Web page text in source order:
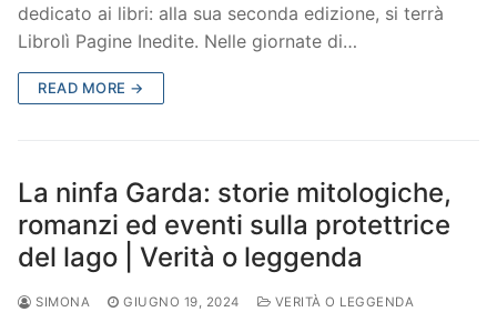
dedicato ai libri: alla sua seconda edizione, si terrà
Librolì Pagine Inedite. Nelle giornate di…
READ MORE →
La ninfa Garda: storie mitologiche,
romanzi ed eventi sulla protettrice
del lago | Verità o leggenda
SIMONA GIUGNO 19, 2024 VERITÀ O LEGGENDA